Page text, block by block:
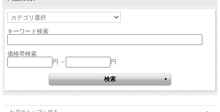
キーワード検索
価格帯検索
円 ～
円